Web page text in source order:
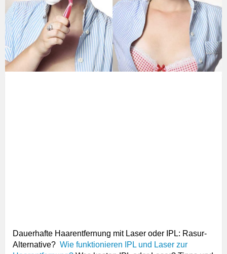
Dauerhafte Haarentfernung mit Laser oder IPL: Rasur-
Alternative? Wie funktionieren IPL und Laser zur